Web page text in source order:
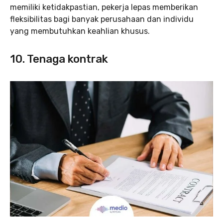
memiliki ketidakpastian, pekerja lepas memberikan
fleksibilitas bagi banyak perusahaan dan individu
yang membutuhkan keahlian khusus.
10. Tenaga kontrak